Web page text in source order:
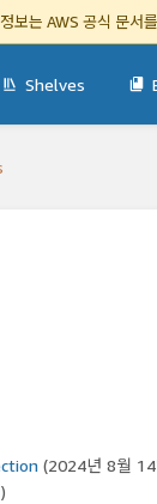
보는 AWS 공식 문서
Shelves
(2024년 8월 14
)